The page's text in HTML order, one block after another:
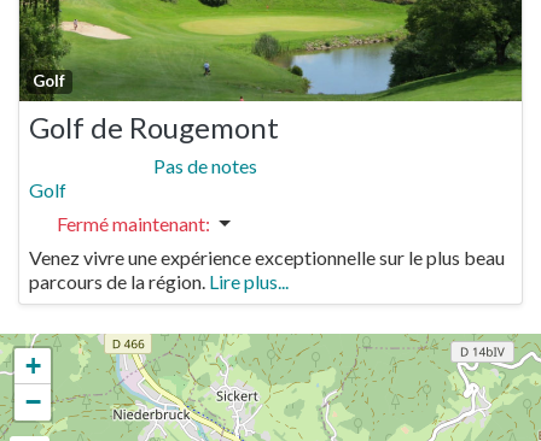
Golf
Golf de Rougemont
Pas de notes
Golf
Fermé maintenant:
Venez vivre une expérience exceptionnelle sur le plus beau
parcours de la région. Lire plus...
+
−